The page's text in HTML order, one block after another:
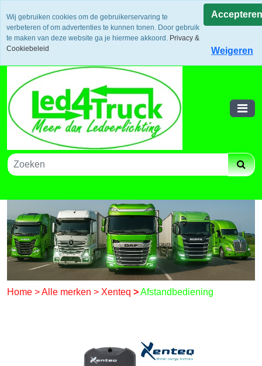
Uw voordeel: Gratis verzending vanaf €300,- in europa / 14
dagen bedenktijd en retouneren / Veilige betalingen /
Bestelling volgen via track and trace
Winkelwagen
Home >Alle merken > Xenteq >Afstandbediening
Wij gebruiken cookies om de gebruikerservaring te
verbeteren of om advertenties te kunnen tonen. Door gebruik
te maken van deze website ga je hiermee akkoord. Privacy &
Cookiebeleid
Accepteren
Weigeren